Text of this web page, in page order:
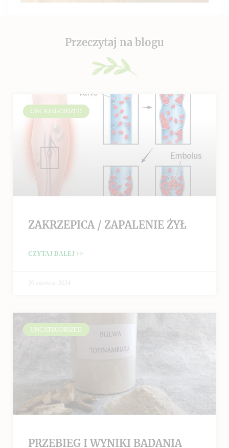
Przeczytaj na blogu
UNCATEGORIZED
ZAKRZEPICA / ZAPALENIE ŻYŁ
CZYTAJ DALEJ >>
26 czerwca, 2024
UNCATEGORIZED
PRZEBIEG I WYNIKI BADANIA